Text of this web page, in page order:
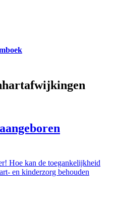
Hoe kan de toegankelijkheid
en kinderzorg behouden